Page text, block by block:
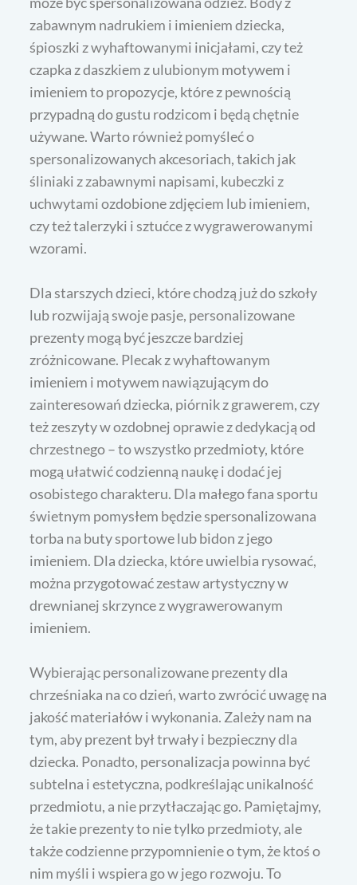
zabawnym nadrukiem i imieniem dziecka,
śpioszki z wyhaftowanymi inicjałami, czy też
czapka z daszkiem z ulubionym motywem i
imieniem to propozycje, które z pewnością
przypadną do gustu rodzicom i będą chętnie
używane. Warto również pomyśleć o
spersonalizowanych akcesoriach, takich jak
śliniaki z zabawnymi napisami, kubeczki z
uchwytami ozdobione zdjęciem lub imieniem,
czy też talerzyki i sztućce z wygrawerowanymi
wzorami.
Dla starszych dzieci, które chodzą już do szkoły
lub rozwijają swoje pasje, personalizowane
prezenty mogą być jeszcze bardziej
zróżnicowane. Plecak z wyhaftowanym
imieniem i motywem nawiązującym do
zainteresowań dziecka, piórnik z grawerem, czy
też zeszyty w ozdobnej oprawie z dedykacją od
chrzestnego – to wszystko przedmioty, które
mogą ułatwić codzienną naukę i dodać jej
osobistego charakteru. Dla małego fana sportu
świetnym pomysłem będzie spersonalizowana
torba na buty sportowe lub bidon z jego
imieniem. Dla dziecka, które uwielbia rysować,
można przygotować zestaw artystyczny w
drewnianej skrzynce z wygrawerowanym
imieniem.
Wybierając personalizowane prezenty dla
chrześniaka na co dzień, warto zwrócić uwagę na
jakość materiałów i wykonania. Zależy nam na
tym, aby prezent był trwały i bezpieczny dla
dziecka. Ponadto, personalizacja powinna być
subtelna i estetyczna, podkreślając unikalność
przedmiotu, a nie przytłaczając go. Pamiętajmy,
że takie prezenty to nie tylko przedmioty, ale
także codzienne przypomnienie o tym, że ktoś o
nim myśli i wspiera go w jego rozwoju. To